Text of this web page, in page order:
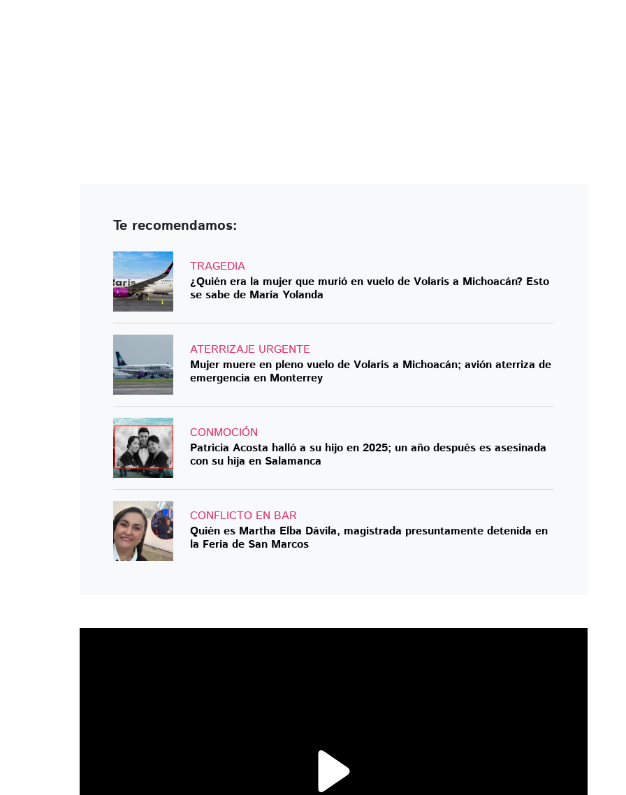
Te recomendamos:
TRAGEDIA
¿Quién era la mujer que murió en vuelo de Volaris a Michoacán? Esto
se sabe de María Yolanda
ATERRIZAJE URGENTE
Mujer muere en pleno vuelo de Volaris a Michoacán; avión aterriza de
emergencia en Monterrey
CONMOCIÓN
Patricia Acosta halló a su hijo en 2025; un año después es asesinada
con su hija en Salamanca
CONFLICTO EN BAR
Quién es Martha Elba Dávila, magistrada presuntamente detenida en
la Feria de San Marcos